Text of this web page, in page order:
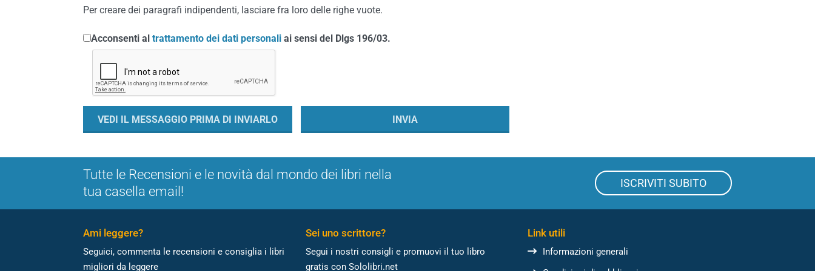
Per creare dei paragrafi indipendenti, lasciare fra loro delle righe vuote.
Acconsenti al trattamento dei dati personali ai sensi del Dlgs 196/03.
Tutte le Recensioni e le novità dal mondo dei libri nella
tua casella email!
ISCRIVITI SUBITO
Ami leggere?
Seguici, commenta le recensioni e consiglia i libri
migliori da leggere
Sei uno scrittore?
Segui i nostri consigli e promuovi il tuo libro
gratis con Sololibri.net
Link utili
Informazioni generali